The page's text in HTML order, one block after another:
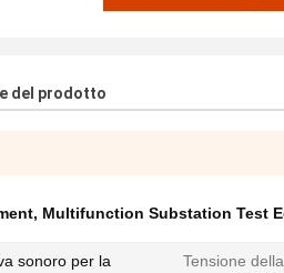
del prodotto
, Multifunction Substation Test
sonoro per la
Tensione